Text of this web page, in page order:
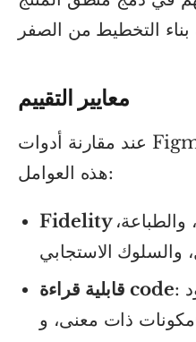
معايير التقييم
عند مقارنة أدوات Figma-to-code، انظر إلى
هذه العوامل:
قابلية قراءة code: بنية متوقعة، وحدود